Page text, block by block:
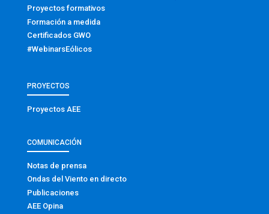
Proyectos formativos
Formación a medida
Certificados GWO
#WebinarsEólicos
PROYECTOS
Proyectos AEE
COMUNICACIÓN
Notas de prensa
Ondas del Viento en directo
Publicaciones
AEE Opina